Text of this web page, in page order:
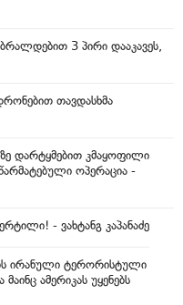
3 პირი დააკავეს,
თავდასხმა
დარტყმებით კმაყოფილი
ოპერაცია -
- ვახტანგ კაპანაძე
ირანული ტერორისტული
ამერიკას უყენებს